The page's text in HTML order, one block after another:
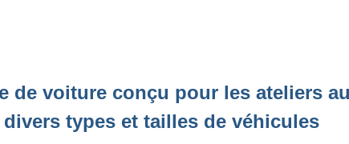
de voiture conçu pour les ateliers
types et tailles de véhicules